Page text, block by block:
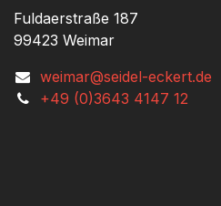
Fuldaerstraße 187
99423 Weimar
weimar@seidel-eckert.de
+49 (0)3643 4147 12